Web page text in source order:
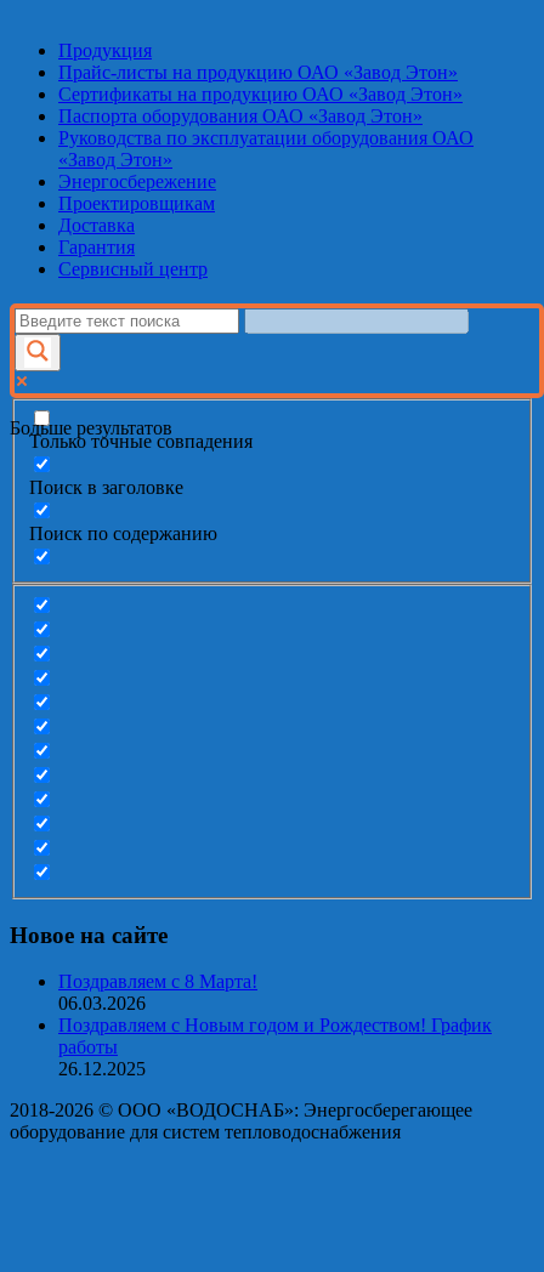
Продукция
Прайс-листы на продукцию ОАО «Завод Этон»
Сертификаты на продукцию ОАО «Завод Этон»
Паспорта оборудования ОАО «Завод Этон»
Руководства по эксплуатации оборудования ОАО
«Завод Этон»
Энергосбережение
Проектировщикам
Доставка
Гарантия
Сервисный центр
Больше результатов
Только точные совпадения
Поиск в заголовке
Поиск по содержанию
Новое на сайте
Поздравляем с 8 Марта!
06.03.2026
Поздравляем с Новым годом и Рождеством! График
работы
26.12.2025
2018-2026 © OOO «ВОДОСНАБ»: Энергосберегающее
оборудование для систем тепловодоснабжения